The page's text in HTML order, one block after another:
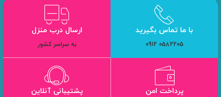
با ما تماس بگیرید
0582205 0912
ارسال درب منزل
به سراسر کشور
پرداخت امن پشتیبانی آنلاین